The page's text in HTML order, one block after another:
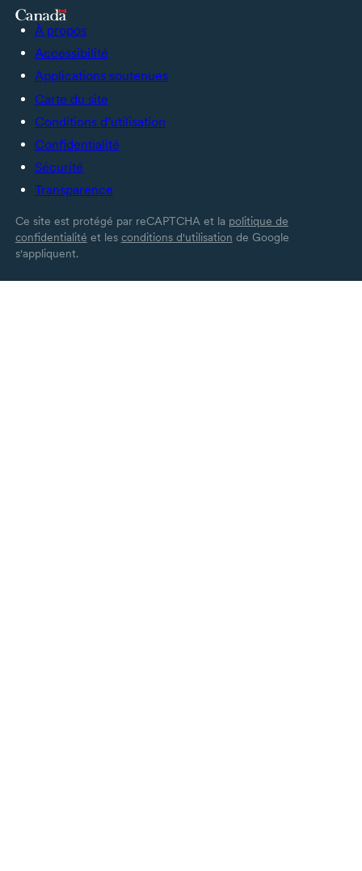
À propos
Accessibilité
Applications soutenues
Carte du site
Conditions d’utilisation
Confidentialité
Sécurité
Transparence
Ce site est protégé par reCAPTCHA et la politique de
confidentialité et les conditions d'utilisation de Google
s'appliquent.